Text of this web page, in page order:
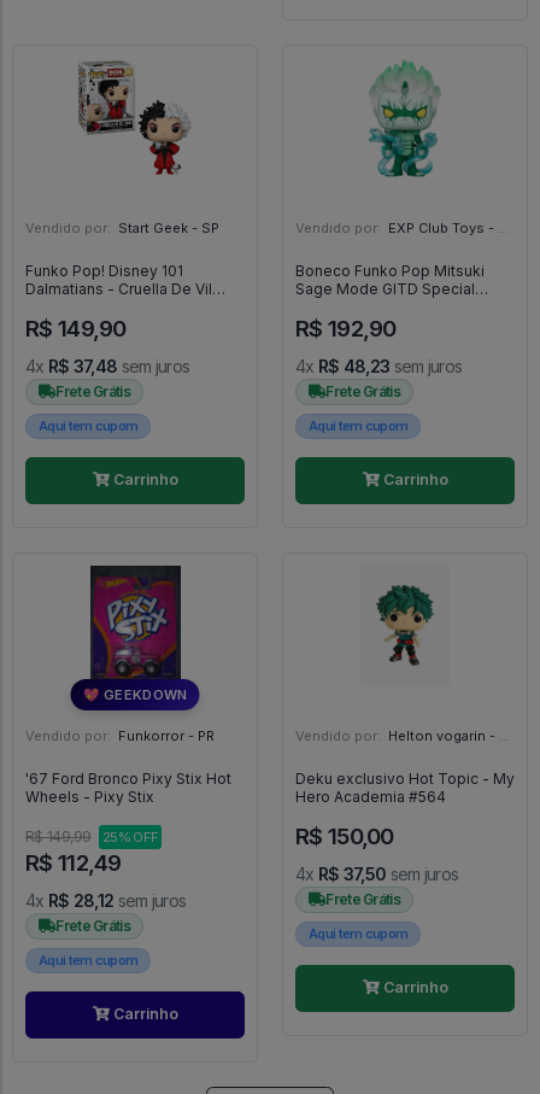
Vendido por: Start Geek - SP
Funko Pop! Disney 101
Dalmatians - Cruella De Vil
R$ 149,90
4x R$ 37,48 sem juros
Frete Grátis
Aqui tem cupom
Carrinho
Vendido por: EXP Club Toys - SP
Boneco Funko Pop Mitsuki
Sage Mode GITD Special
Generations #699
R$ 192,90
4x R$ 48,23 sem juros
Frete Grátis
Aqui tem cupom
Carrinho
💖 GEEKDOWN
Vendido por: Funkorror - PR
'67 Ford Bronco Pixy Stix Hot
Wheels - Pixy Stix
R$ 149,99 25% OFF
R$ 112,49
4x R$ 28,12 sem juros
Frete Grátis
Aqui tem cupom
Carrinho
Vendido por: Helton vogarin - SP
Deku exclusivo Hot Topic - My
Hero Academia #564
R$ 150,00
4x R$ 37,50 sem juros
Frete Grátis
Aqui tem cupom
Carrinho